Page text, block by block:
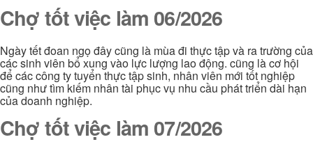
Chợ tốt việc làm 06/2026
Ngày tết đoan ngọ đây cũng là mùa đi thực tập và ra trường của
các sinh viên bổ xung vào lực lượng lao động. cũng là cơ hội
để các công ty tuyển thực tập sinh, nhân viên mới tốt nghiệp
cũng như tìm kiếm nhân tài phục vụ nhu cầu phát triển dài hạn
của doanh nghiệp.
Chợ tốt việc làm 07/2026